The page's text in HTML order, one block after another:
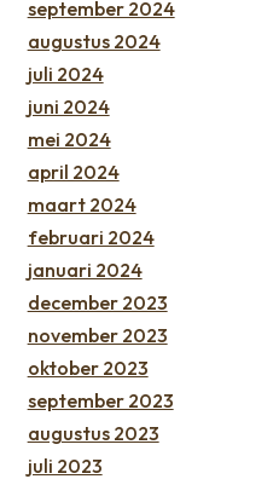
september 2024
augustus 2024
juli 2024
juni 2024
mei 2024
april 2024
maart 2024
februari 2024
januari 2024
december 2023
november 2023
oktober 2023
september 2023
augustus 2023
juli 2023